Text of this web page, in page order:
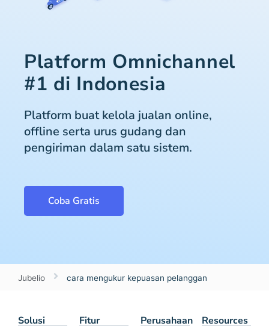
Platform Omnichannel
#1 di Indonesia
Platform buat kelola jualan online,
offline serta urus gudang dan
pengiriman dalam satu sistem.
Coba Gratis
Jubelio cara mengukur kepuasan pelanggan
Solusi Fitur Perusahaan Resources